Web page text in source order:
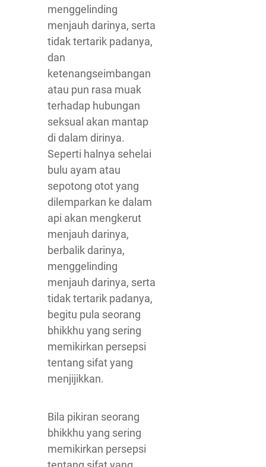
menggelinding
menjauh darinya, serta
tidak tertarik padanya,
dan
ketenangseimbangan
atau pun rasa muak
terhadap hubungan
seksual akan mantap
di dalam dirinya.
Seperti halnya sehelai
bulu ayam atau
sepotong otot yang
dilemparkan ke dalam
api akan mengkerut
menjauh darinya,
berbalik darinya,
menggelinding
menjauh darinya, serta
tidak tertarik padanya,
begitu pula seorang
bhikkhu yang sering
memikirkan persepsi
tentang sifat yang
menjijikkan.
Bila pikiran seorang
bhikkhu yang sering
memikirkan persepsi